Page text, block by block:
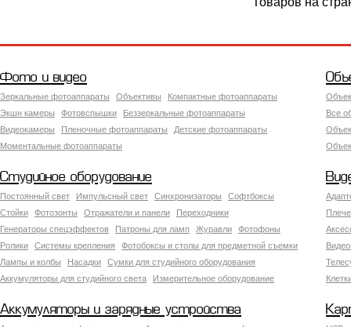
Фото и видео
Зеркальные фотоаппараты Объективы
Компактные фотоаппараты
Экшн камеры
Фотовспышки
Беззеркальные фотоаппараты
Видеокамеры
Пленочные фотоаппараты
Детские фотоаппараты
Моментальные фотоаппараты
Все
Студийное оборудование
Постоянный свет Импульсный свет Синхронизаторы
Софтбоксы
Стойки
Фотозонты Отражатели и панели
Переходники
Генераторы спецэффектов
Патроны для ламп Журавли
Фотофоны
Ролики
Системы крепления
Фотобоксы и столы для предметной съемки
Лампы и колбы
Насадки
Сумки для студийного оборудования
Аккумуляторы для студийного света
Измерительное оборудование
Аккумуляторы и зарядные устройства